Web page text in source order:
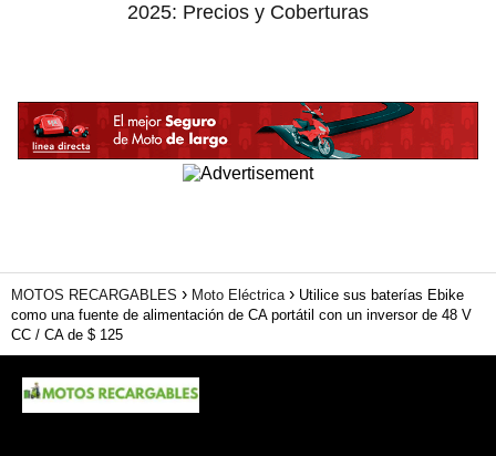
2025: Precios y Coberturas
MOTOS RECARGABLES Moto Eléctrica
Utilice sus baterías Ebike
como una fuente de alimentación de CA portátil con un inversor de 48 V
CC / CA de $ 125